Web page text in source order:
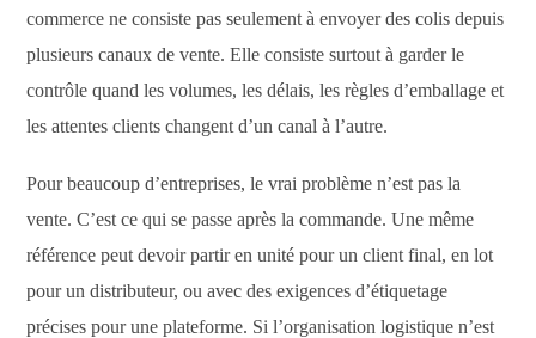
commerce ne consiste pas seulement à envoyer des colis depuis
plusieurs canaux de vente. Elle consiste surtout à garder le
contrôle quand les volumes, les délais, les règles d’emballage et
les attentes clients changent d’un canal à l’autre.
Pour beaucoup d’entreprises, le vrai problème n’est pas la
vente. C’est ce qui se passe après la commande. Une même
référence peut devoir partir en unité pour un client final, en lot
pour un distributeur, ou avec des exigences d’étiquetage
précises pour une plateforme. Si l’organisation logistique n’est